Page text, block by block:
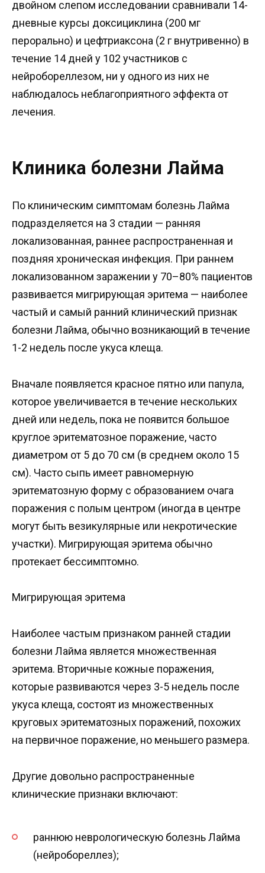
двойном слепом исследовании сравнивали 14-
дневные курсы доксициклина (200 мг
перорально) и цефтриаксона (2 г внутривенно) в
течение 14 дней у 102 участников с
нейробореллезом, ни у одного из них не
наблюдалось неблагоприятного эффекта от
лечения.
Клиника болезни Лайма
По клиническим симптомам болезнь Лайма
подразделяется на 3 стадии — ранняя
локализованная, раннее распространенная и
поздняя хроническая инфекция. При раннем
локализованном заражении у 70–80% пациентов
развивается мигрирующая эритема — наиболее
частый и самый ранний клинический признак
болезни Лайма, обычно возникающий в течение
1-2 недель после укуса клеща.
Вначале появляется красное пятно или папула,
которое увеличивается в течение нескольких
дней или недель, пока не появится большое
круглое эритематозное поражение, часто
диаметром от 5 до 70 см (в среднем около 15
см). Часто сыпь имеет равномерную
эритематозную форму с образованием очага
поражения с полым центром (иногда в центре
могут быть везикулярные или некротические
участки). Мигрирующая эритема обычно
протекает бессимптомно.
Мигрирующая эритема
Наиболее частым признаком ранней стадии
болезни Лайма является множественная
эритема. Вторичные кожные поражения,
которые развиваются через 3-5 недель после
укуса клеща, состоят из множественных
круговых эритематозных поражений, похожих
на первичное поражение, но меньшего размера.
Другие довольно распространенные
клинические признаки включают:
раннюю неврологическую болезнь Лайма
(нейробореллез);